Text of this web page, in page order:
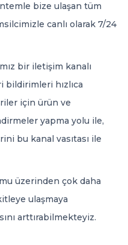
bize ulaşan tüm
canlı olarak 7/24
bir iletişim kanalı
hızlıca
için ürün ve
yapma yolu ile,
bu kanal vasıtası ile
üzerinden çok daha
ulaşmaya
arttırabilmekteyiz.